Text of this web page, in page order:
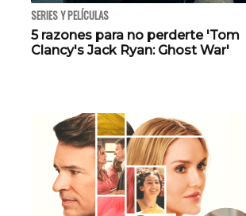
SERIES Y PELÍCULAS
5 razones para no perderte 'Tom
Clancy's Jack Ryan: Ghost War'